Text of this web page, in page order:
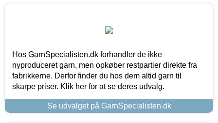
Hos GarnSpecialisten.dk forhandler de ikke
nyproduceret garn, men opkøber restpartier direkte fra
fabrikkerne. Derfor finder du hos dem altid garn til
skarpe priser. Klik her for at se deres udvalg.
Se udvalget på GarnSpecialisten.dk